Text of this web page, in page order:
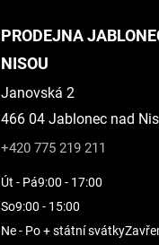
PRODEJNA
NISOU
Janovská 2
466 04 Jablonec nad
+420 775 219 211
Út - Pá9:00 - 17:00
So9:00 - 15:00
Ne - Po + státní svátky